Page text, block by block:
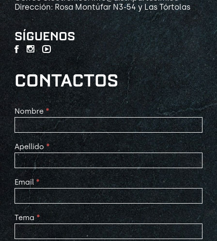
Dirección: Rosa Montúfar N3-54 y Las Tórtolas
SÍGUENOS
CONTACTOS
Contact
Us
Nombre *
Apellido *
Email *
Tema *